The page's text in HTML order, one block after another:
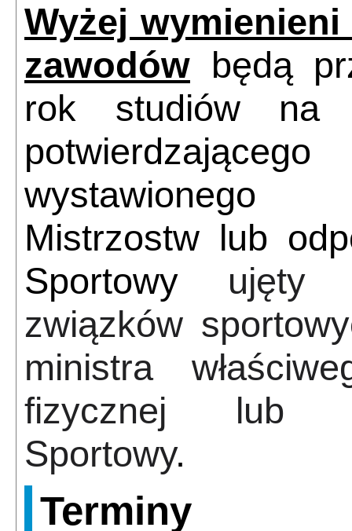
Wyżej
zawodów będą
rok studiów na
wystawionego
Mistrzostw lub
Sportowy ujęty
związków
ministra
fizycznej lub
Sportowy.
Terminy